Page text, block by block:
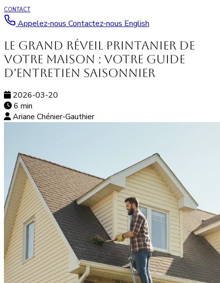
CONTACT
Appelez-nous Contactez-nous English
Le grand réveil printanier de
votre maison : votre guide
d'entretien saisonnier
2026-03-20
6 min
Ariane Chénier-Gauthier